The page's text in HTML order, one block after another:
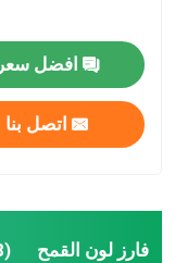
افضل سعر
اتصل بنا
فارز لون القمح (38)